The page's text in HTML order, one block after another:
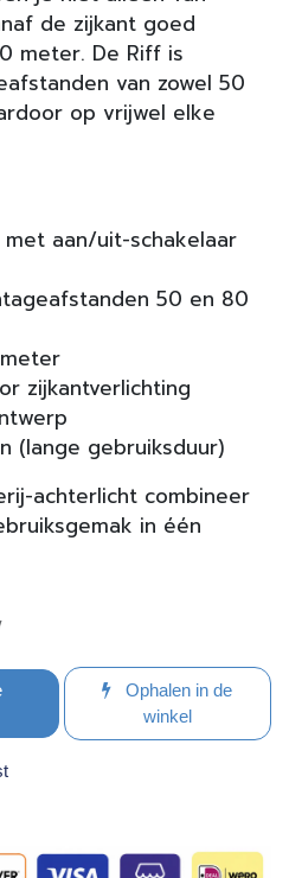
de zijkant goed
meter. De Riff is
van zowel 50
op vrijwel elke
aan/uit-schakelaar
50 en 80
zijkantverlichting
(lange gebruiksduur)
achterlicht combineer
in één
Ophalen in de
winkel